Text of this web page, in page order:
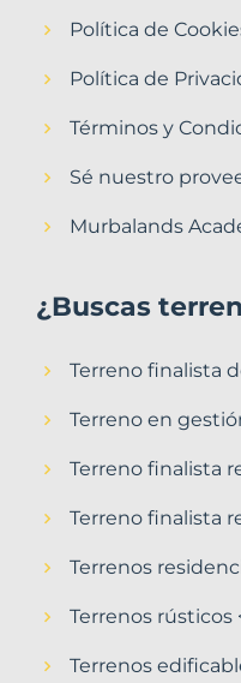
Política de
Política de
Términos y
Sé nuestro
Murbalands
¿Buscas
Terreno finalista
Terreno en
Terreno finalista
Terreno finalista
Terrenos
Terrenos rústicos
Terrenos